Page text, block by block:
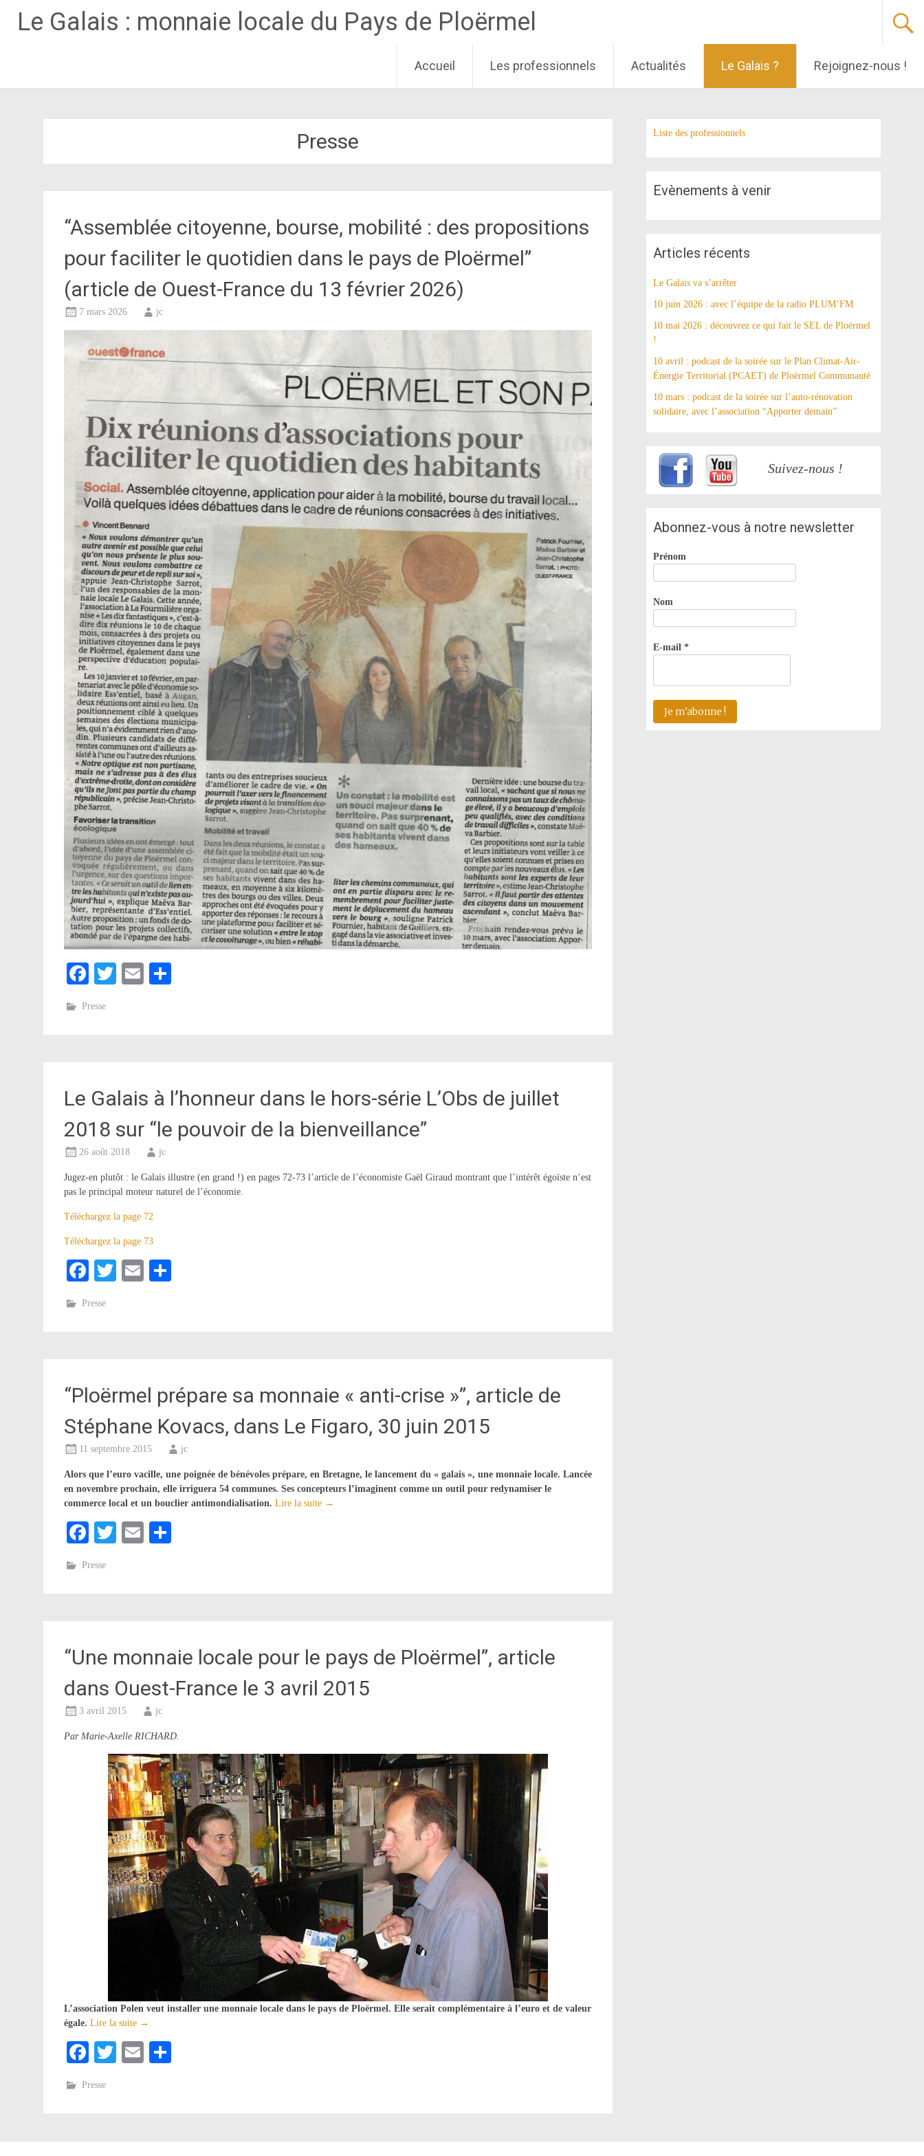
Le Galais : monnaie locale du Pays de Ploërmel
Accueil Les professionnels Actualités Le Galais ? Rejoignez-nous !
Presse
“Assemblée citoyenne, bourse, mobilité : des propositions
pour faciliter le quotidien dans le pays de Ploërmel”
(article de Ouest-France du 13 février 2026)
7 mars 2026 jc
Facebook
TwitterEmail
Presse
Le Galais à l’honneur dans le hors-série L’Obs de juillet
2018 sur “le pouvoir de la bienveillance”
26 août 2018 jc
Jugez-en plutôt : le Galais illustre (en grand !) en pages 72-73 l’article de l’économiste Gaël Giraud montrant que l’intérêt égoïste n’est
pas le principal moteur naturel de l’économie.
Téléchargez la page 72
Téléchargez la page 73
Facebook
TwitterEmail
Presse
“Ploërmel prépare sa monnaie « anti-crise »”, article de
Stéphane Kovacs, dans Le Figaro, 30 juin 2015
11 septembre 2015 jc
Alors que l’euro vacille, une poignée de bénévoles prépare, en Bretagne, le lancement du « galais », une monnaie locale. Lancée
en novembre prochain, elle irriguera 54 communes. Ses concepteurs l’imaginent comme un outil pour redynamiser le
commerce local et un bouclier antimondialisation. Lire la suite →
Facebook
TwitterEmail
Presse
“Une monnaie locale pour le pays de Ploërmel”, article
dans Ouest-France le 3 avril 2015
3 avril 2015 jc
Par Marie-Axelle RICHARD.
L’association Polen veut installer une monnaie locale dans le pays de Ploërmel. Elle serait complémentaire à l’euro et de valeur
égale. Lire la suite →
Facebook
TwitterEmail
Presse
Liste des professionnels
Evènements à venir
Articles récents
Le Galais va s’arrêter
10 juin 2026 : avec l’équipe de la radio PLUM’FM
10 mai 2026 : découvrez ce qui fait le SEL de Ploërmel
!
10 avril : podcast de la soirée sur le Plan Climat-Air-
Énergie Territorial (PCAET) de Ploërmel Communauté
10 mars : podcast de la soirée sur l’auto-rénovation
solidaire, avec l’association “Apporter demain”
Suivez-nous !
Abonnez-vous à notre newsletter
Prénom
Nom
E-mail *